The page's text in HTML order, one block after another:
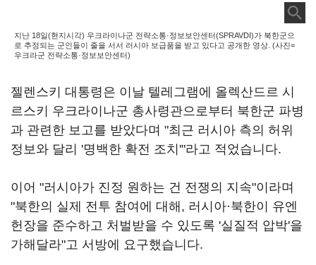
지난 18일(현지시각) 우크라이나군 전략소통·정보보안센터(SPRAVDI)가 북한군으
로 추정되는 군인들이 줄을 서서 러시아 보급품을 받고 있다고 공개한 영상. (사진=
우크라군 전략소통·정보보안센터)
젤렌스키 대통령은 이날 텔레그램에 올렉산드르 시
르스키 우크라이나군 총사령관으로부터 북한군 파병
과 관련한 보고를 받았다며 "최근 러시아 측의 허위
정보와 달리 '명백한 확전 조치'"라고 적었습니다.
이어 "러시아가 진정 원하는 건 전쟁의 지속"이라며
"북한의 실제 전투 참여에 대해, 러시아·북한이 유엔
헌장을 준수하고 처벌받을 수 있도록 '실질적 압박'을
가해달라"고 서방에 요구했습니다.